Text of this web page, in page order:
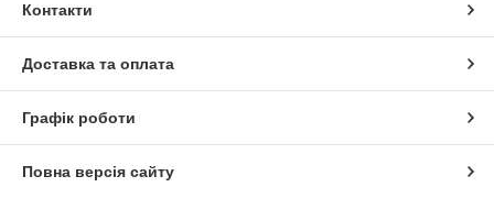
Контакти
Доставка та оплата
Графік роботи
Повна версія сайту